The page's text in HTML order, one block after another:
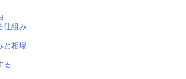
仕組み
と相場
る